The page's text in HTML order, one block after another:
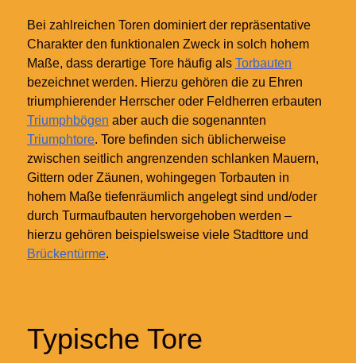
Bei zahlreichen Toren dominiert der repräsentative
Charakter den funktionalen Zweck in solch hohem
Maße, dass derartige Tore häufig als Torbauten
bezeichnet werden. Hierzu gehören die zu Ehren
triumphierender Herrscher oder Feldherren erbauten
Triumphbögen aber auch die sogenannten
Triumphtore. Tore befinden sich üblicherweise
zwischen seitlich angrenzenden schlanken Mauern,
Gittern oder Zäunen, wohingegen Torbauten in
hohem Maße tiefenräumlich angelegt sind und/oder
durch Turmaufbauten hervorgehoben werden –
hierzu gehören beispielsweise viele Stadttore und
Brückentürme.
Typische Tore